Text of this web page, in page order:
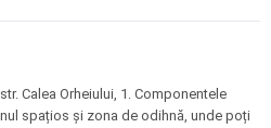
Calea Orheiului, 1. Componentele
spațios și zona de odihnă, unde poți